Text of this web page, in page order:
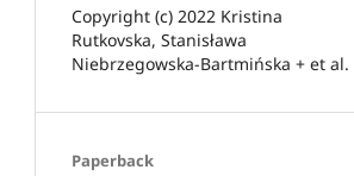
Copyright (c) 2022 Kristina
Rutkovska, Stanisława
Niebrzegowska-Bartmińska + et al.
Paperback